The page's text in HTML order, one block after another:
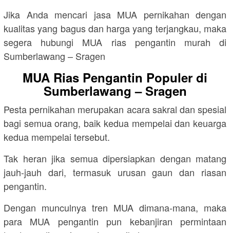
Jika Anda mencari jasa MUA pernikahan dengan
kualitas yang bagus dan harga yang terjangkau, maka
segera hubungi MUA rias pengantin murah di
Sumberlawang – Sragen
MUA Rias Pengantin Populer di
Sumberlawang – Sragen
Pesta pernikahan merupakan acara sakral dan spesial
bagi semua orang, baik kedua mempelai dan keuarga
kedua mempelai tersebut.
Tak heran jika semua dipersiapkan dengan matang
jauh-jauh dari, termasuk urusan gaun dan riasan
pengantin.
Dengan munculnya tren MUA dimana-mana, maka
para MUA pengantin pun kebanjiran permintaan